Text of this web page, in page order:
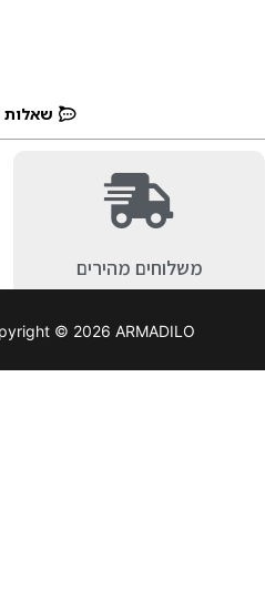
שאלות
משלוחים מהירים
© 2026 ARMADILO